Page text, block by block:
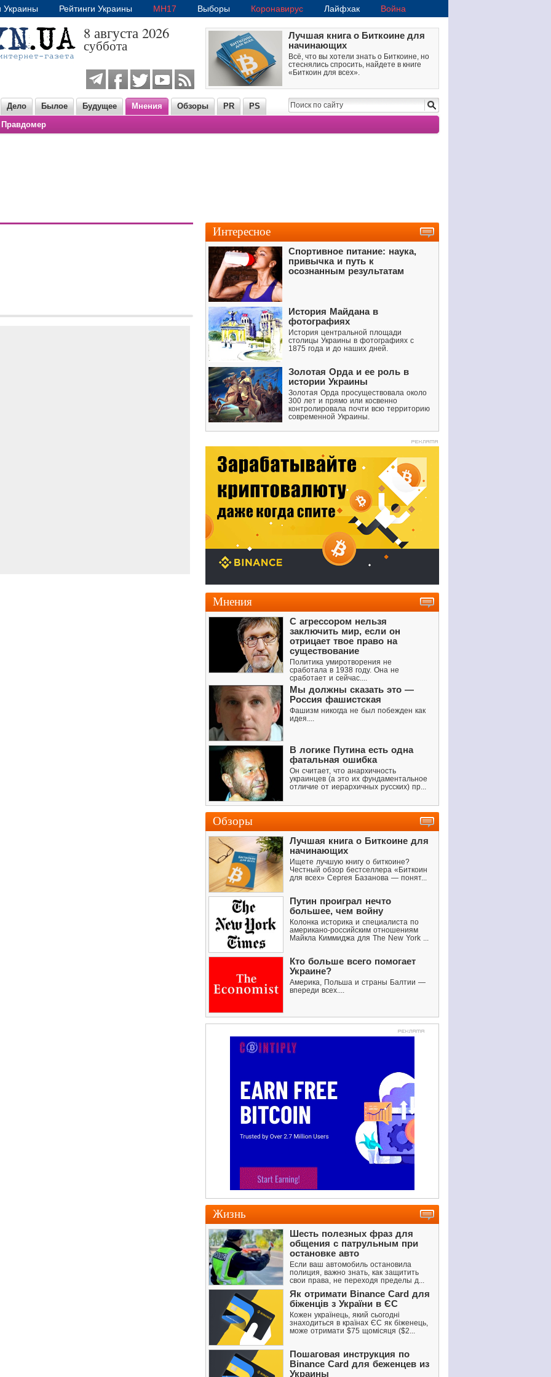
Украины Рейтинги Украины MH17 Выборы Коронавирус Лайфхак Война
8 августа 2026
суббота
Лучшая книга о Биткоине для
начинающих
Всё, что вы хотели знать о Биткоине, но
стеснялись спросить, найдете в книге
«Биткоин для всех».
Дело Былое Будущее Мнения Обзоры PR
PS
Правдомер
Интересное
Спортивное питание: наука,
привычка и путь к
осознанным результатам
История Майдана в
фотографиях
История центральной площади
столицы Украины в фотографиях с
1875 года и до наших дней.
Золотая Орда и ее роль в
истории Украины
Золотая Орда просуществовала около
300 лет и прямо или косвенно
контролировала почти всю территорию
современной Украины.
Мнения
С агрессором нельзя
заключить мир, если он
отрицает твое право на
существование
Политика умиротворения не
сработала в 1938 году. Она не
сработает и сейчас....
Мы должны сказать это —
Россия фашистская
Фашизм никогда не был побежден как
идея....
В логике Путина есть одна
фатальная ошибка
Он считает, что анархичность
украинцев (а это их фундаментальное
отличие от иерархичных русских) пр...
Обзоры
Лучшая книга о Биткоине для
начинающих
Ищете лучшую книгу о биткоине?
Честный обзор бестселлера «Биткоин
для всех» Сергея Базанова — понят...
Путин проиграл нечто
большее, чем войну
Колонка историка и специалиста по
американо-российским отношениям
Майкла Киммиджа для The New York ...
Кто больше всего помогает
Украине?
Америка, Польша и страны Балтии —
впереди всех....
Жизнь
Шесть полезных фраз для
общения с патрульным при
остановке авто
Если ваш автомобиль остановила
полиция, важно знать, как защитить
свои права, не переходя пределы д...
Як отримати Binance Card для
біженців з України в ЄС
Кожен українець, який сьогодні
знаходиться в країнах ЄС як біженець,
може отримати $75 щомісяця ($2...
Пошаговая инструкция по
Binance Card для беженцев из
Украины